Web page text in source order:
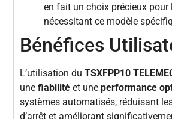
en fait un choix précieux
nécessitant ce modèle
Bénéfices
L’utilisation duTSXFPP10
unefiabilité et uneperformance
systèmes automatisés, réduisant
d’arrêt et améliorant